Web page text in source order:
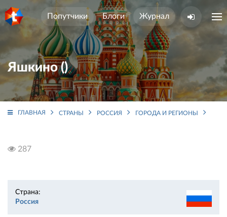
Попутчики Блоги Журнал
Яшкино ()
ГЛАВНАЯ СТРАНЫ РОССИЯ ГОРОДА И РЕГИОНЫ
287
Страна:
Россия